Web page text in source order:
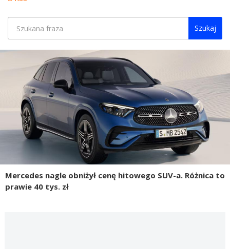
Szukaj
Mercedes nagle obniżył cenę hitowego SUV-a. Różnica to
prawie 40 tys. zł